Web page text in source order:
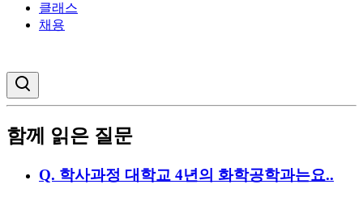
클래스
채용
함께 읽은 질문
Q. 학사과정 대학교 4년의 화학공학과는요..